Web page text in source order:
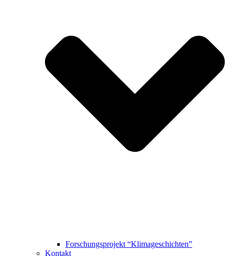
Forschungsprojekt “Klimageschichten”
Kontakt